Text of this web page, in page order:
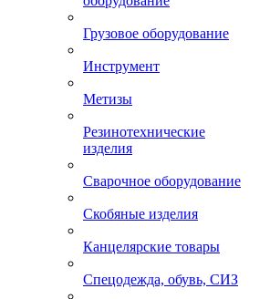
Грузовое оборудование
Инструмент
Метизы
Резинотехнические
изделия
Сварочное оборудование
Скобяные изделия
Канцелярские товары
Спецодежда, обувь, СИЗ